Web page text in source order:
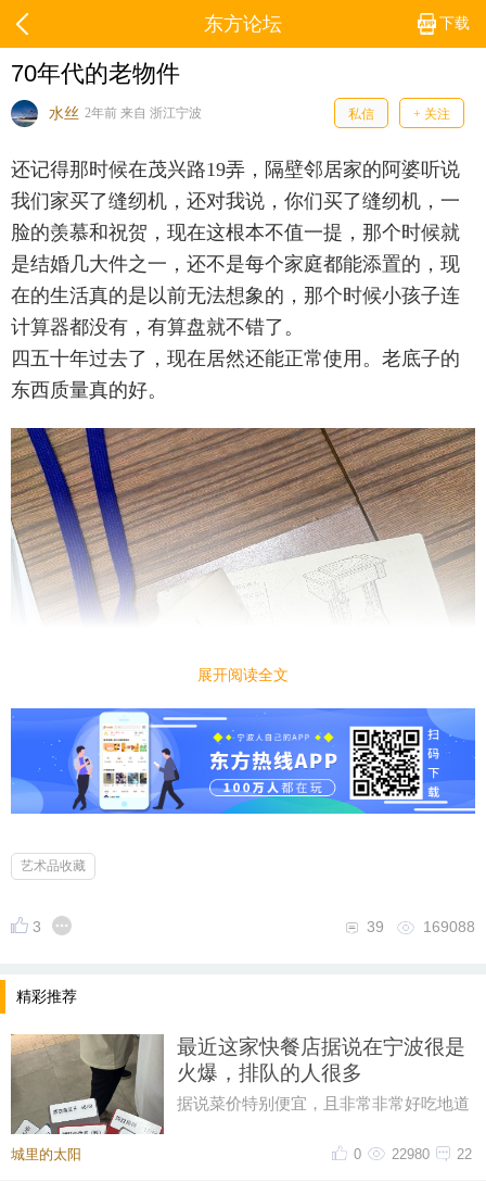
下载
东方论坛
70年代的老物件
水丝 2年前 来自 浙江宁波 私信 + 关注
还记得那时候在茂兴路19弄，隔壁邻居家的阿婆听说
我们家买了缝纫机，还对我说，你们买了缝纫机，一
脸的羡慕和祝贺，现在这根本不值一提，那个时候就
是结婚几大件之一，还不是每个家庭都能添置的，现
在的生活真的是以前无法想象的，那个时候小孩子连
计算器都没有，有算盘就不错了。
四五十年过去了，现在居然还能正常使用。老底子的
东西质量真的好。
展开阅读全文
艺术品收藏
3 169088
39
精彩推荐
最近这家快餐店据说在宁波很是
火爆，排队的人很多
据说菜价特别便宜，且非常非常好吃地道
城里的太阳 22
22980
0